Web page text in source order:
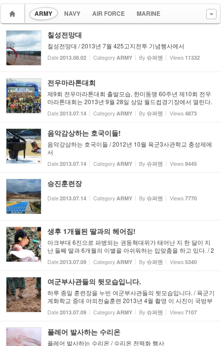
ARMY NAVY AIR FORCE MARINE
칠성전망대
칠성전망대 / 2013년 7월 425고지전투 기념행사에서
Date2013.08.02 Category ARMY By 슈퍼맨 Views 11332
전우마라톤대회
제9회 전우마라톤대회 출발모습, 한미동맹 60주년 제10회 전우
마라톤대회는 2013년 9월 28일 상암 월드컵경기장에서 열린다.
Date2013.07.14 Category ARMY By 슈퍼맨 Views 4873
음악감상하는 호국이들!
음악강삼하는 호국이들 / 2012년 10월 육군3사관학교 충성제에
서
Date2013.07.14 Category ARMY By 슈퍼맨 Views 9445
승진훈련장
Date2013.07.14 Category ARMY By 슈퍼맨 Views 7770
생후 1개월된 딸과의 헤어짐!
아크부대 6진으로 파병되는 권동혁대위가 태어난 지 한 달이 지
난 둘째 딸과 6개월의 이별을 아쉬워하는 입맞춤을 하고 있다. / 2
013년 7월 아크부대 6진 환송식중 촬영 http://armynuri.tistory.co
m/783
Date2013.07.09 Category ARMY By 슈퍼맨 Views 5340
여군부사관들의 뒷모습입니다.
하루 종일 훈련장을 누빈 여군부사관들의 뒷모습입니다. / 육군기
계화학교 중대 야외전술훈련 2013년 4월 촬영 이 사진이 국방부
페이스북에 소개됐네요!
Date2013.07.09 Category ARMY By 슈퍼맨 Views 7107
플레어 발사하는 수리온
플레어 발사하는 수리온 / 수리온 전력화 행사